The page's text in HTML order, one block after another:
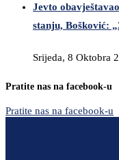
Jevto
stanju, Bošković:
Srijeda, 8 Oktobra
Pratite nas na facebook-u
Pratite nas na facebook-u